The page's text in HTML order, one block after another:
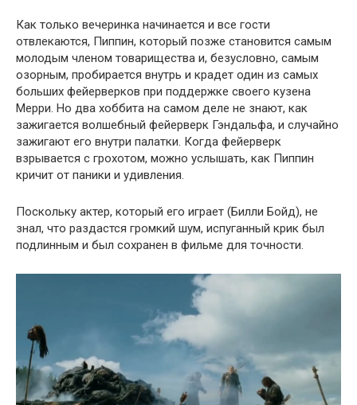
Как только вечеринка начинается и все гости
отвлекаются, Пиппин, который позже становится самым
молодым членом товарищества и, безусловно, самым
озорным, пробирается внутрь и крадет один из самых
больших фейерверков при поддержке своего кузена
Мерри. Но два хоббита на самом деле не знают, как
зажигается волшебный фейерверк Гэндальфа, и случайно
зажигают его внутри палатки. Когда фейерверк
взрывается с грохотом, можно услышать, как Пиппин
кричит от паники и удивления.
Поскольку актер, который его играет (Билли Бойд), не
знал, что раздастся громкий шум, испуганный крик был
подлинным и был сохранен в фильме для точности.